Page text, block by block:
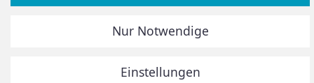
Die durchgestrichenen Preise entsprechen dem bisherigen
© Spiegelando 2024
Nur Notwendige
Einstellungen